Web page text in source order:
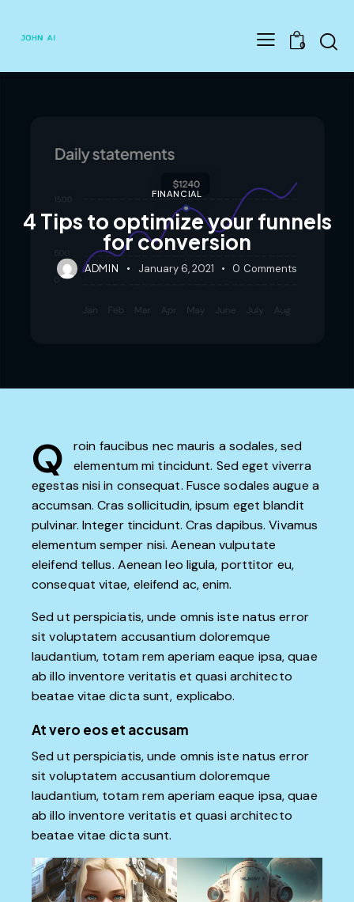
0
FINANCIAL
4 Tips to optimize your funnels
for conversion
ADMIN January 6, 2021 0 Comments
Q
roin faucibus nec mauris a sodales, sed
elementum mi tincidunt. Sed eget viverra
egestas nisi in consequat. Fusce sodales augue a
accumsan. Cras sollicitudin, ipsum eget blandit
pulvinar. Integer tincidunt. Cras dapibus. Vivamus
elementum semper nisi. Aenean vulputate
eleifend tellus. Aenean leo ligula, porttitor eu,
consequat vitae, eleifend ac, enim.
Sed ut perspiciatis, unde omnis iste natus error
sit voluptatem accusantium doloremque
laudantium, totam rem aperiam eaque ipsa, quae
ab illo inventore veritatis et quasi architecto
beatae vitae dicta sunt, explicabo.
At vero eos et accusam
Sed ut perspiciatis, unde omnis iste natus error
sit voluptatem accusantium doloremque
laudantium, totam rem aperiam eaque ipsa, quae
ab illo inventore veritatis et quasi architecto
beatae vitae dicta sunt.